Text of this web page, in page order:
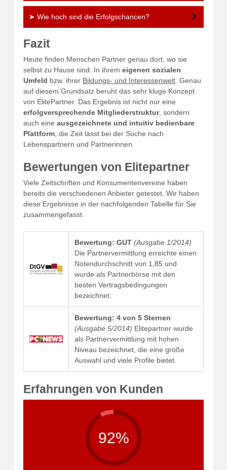
➤ Wie hoch sind die Erfolgschancen?
Fazit
Heute finden Menschen Partner genau dort, wo sie
selbst zu Hause sind: In ihrem eigenen sozialen
Umfeld bzw. ihrer Bildungs- und Interessenwelt. Genau
auf diesem Grundsatz beruht das sehr kluge Konzept
von ElitePartner. Das Ergebnis ist nicht nur eine
erfolgversprechende Mitgliederstruktur, sondern
auch eine ausgezeichnete und intuitiv bedienbare
Plattform, die Zeit lässt bei der Suche nach
Lebenspartnern und Partnerinnen.
Bewertungen von Elitepartner
Viele Zeitschriften und Konsumentenvereine haben
bereits die verschiedenen Anbieter getestet. Wir haben
diese Ergebnisse in der nachfolgenden Tabelle für Sie
zusammengefasst.
Bewertung: GUT(Ausgabe 1/2014)
Die Partnervermittlung erreichte einen
Notendurchschnitt von 1,85 und
wurde als Partnerbörse mit den
besten Vertragsbedingungen
bezeichnet.
Bewertung: 4 von 5 Sternen
(Ausgabe 5/2014) Elitepartner wurde
als Partnervermittlung mit hohen
Niveau bezeichnet, die eine große
Auswahl und viele Profile bietet.
Erfahrungen von Kunden
92%